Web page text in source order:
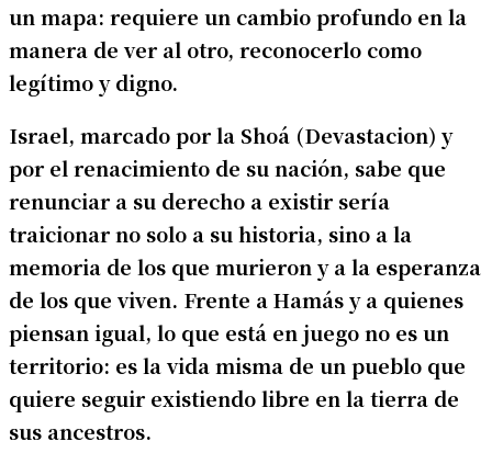
un mapa: requiere un cambio profundo en la
manera de ver al otro, reconocerlo como
legítimo y digno.
Israel, marcado por la Shoá (Devastacion) y
por el renacimiento de su nación, sabe que
renunciar a su derecho a existir sería
traicionar no solo a su historia, sino a la
memoria de los que murieron y a la esperanza
de los que viven. Frente a Hamás y a quienes
piensan igual, lo que está en juego no es un
territorio: es la vida misma de un pueblo que
quiere seguir existiendo libre en la tierra de
sus ancestros.